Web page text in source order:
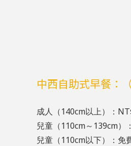
中西自助式早餐：
成人（140cm以上）：
兒童（110cm～139cm）
兒童（110cm以下）：免